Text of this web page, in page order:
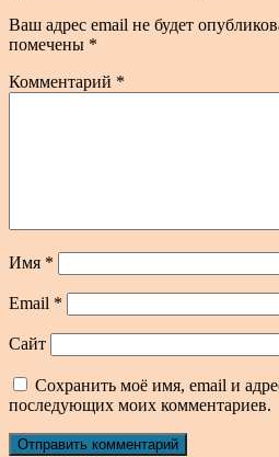
Ваш адрес email не будет
помечены *
Комментарий *
Имя *
Email *
Сайт
Сохранить моё имя, email и
последующих моих комментариев.